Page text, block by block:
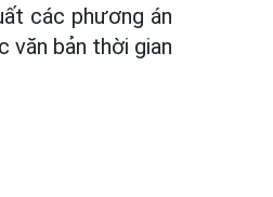
các phương án
bản thời gian